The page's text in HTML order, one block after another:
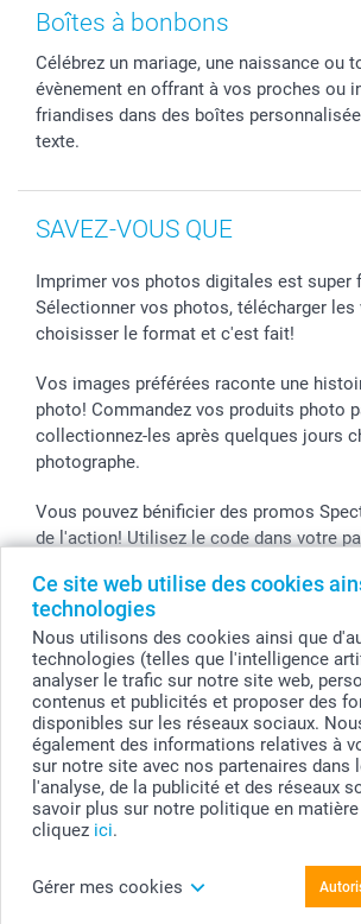
Ce site web utilise des cookies
technologies
Nous utilisons des cookies ainsi que
technologies (telles que l'intelligence
analyser le trafic sur notre site web,
contenus et publicités et proposer des
disponibles sur les réseaux sociaux.
également des informations relatives à
sur notre site avec nos partenaires dans
l'analyse, de la publicité et des réseaux
savoir plus sur notre politique en
cliquez ici.
Gérer mes cookies
Cadres photo, accessoires déco &
Stickers & Etiquettes
Statut de ma commnade
Boîtes à bonbons
Célébrez un mariage, une naissance ou
évènement en offrant à vos proches ou
friandises dans des boîtes
texte.
SAVEZ-VOUS QUE
Imprimer vos photos digitales est super
Sélectionner vos photos, télécharger les
choisisser le format et c'est fait!
Vos images préférées raconte une
photo! Commandez vos produits photo
collectionnez-les après quelques jours
photographe.
Vous pouvez bénificier des promos
de l'action! Utilisez le code dans votre
© smartphoto group. Tous droits réservés
smartphoto group SA.
Siège social : Kwatrechtsteenweg 160, 9230
Numéro de TVA BE 0405.706.755
Numéro d'entreprise 0405.706.755.
Coordonnées bancaires: IBAN BE71 2850 2711
Tous les prix sont en EURO (€), TVA incluse et